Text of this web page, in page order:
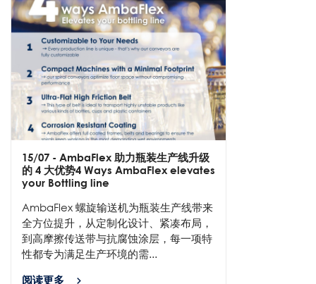
15/07 - AmbaFlex 助力瓶装生产线升级
的 4 大优势4 Ways AmbaFlex elevates
your Bottling line
AmbaFlex 螺旋输送机为瓶装生产线带来
全方位提升，从定制化设计、紧凑布局，
到高摩擦传送带与抗腐蚀涂层，每一项特
性都专为满足生产环境的需...
阅读更多